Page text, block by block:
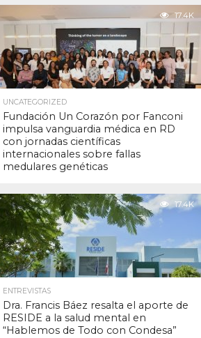
17.4K
UNCATEGORIZED
Fundación Un Corazón por Fanconi
impulsa vanguardia médica en RD
con jornadas científicas
internacionales sobre fallas
medulares genéticas
17.4K
ENTREVISTAS
Dra. Francis Báez resalta el aporte de
RESIDE a la salud mental en
“Hablemos de Todo con Condesa”